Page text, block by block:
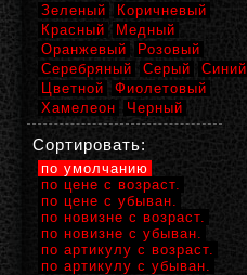
Зеленый
Коричневый
Красный
Медный
Оранжевый
Розовый
Серебряный
Серый
Синий
Цветной
Фиолетовый
Хамелеон
Черный
Сортировать:
по умолчанию
по цене с возраст.
по цене с убыван.
по новизне с возраст.
по новизне с убыван.
по артикулу с возраст.
по артикулу с убыван.